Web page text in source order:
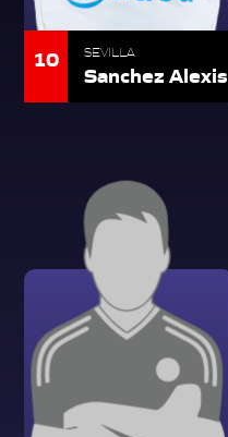
10 SEVILLA
Sanchez Alexis